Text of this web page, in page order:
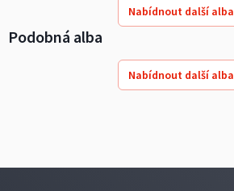
Nabídnout další alba
Podobná alba
Nabídnout další alba